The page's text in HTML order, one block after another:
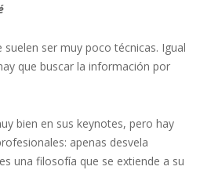
ser muy poco técnicas. Igual
que buscar la información por
bien en sus keynotes, pero hay
apenas desvela
una filosofía que se extiende a su